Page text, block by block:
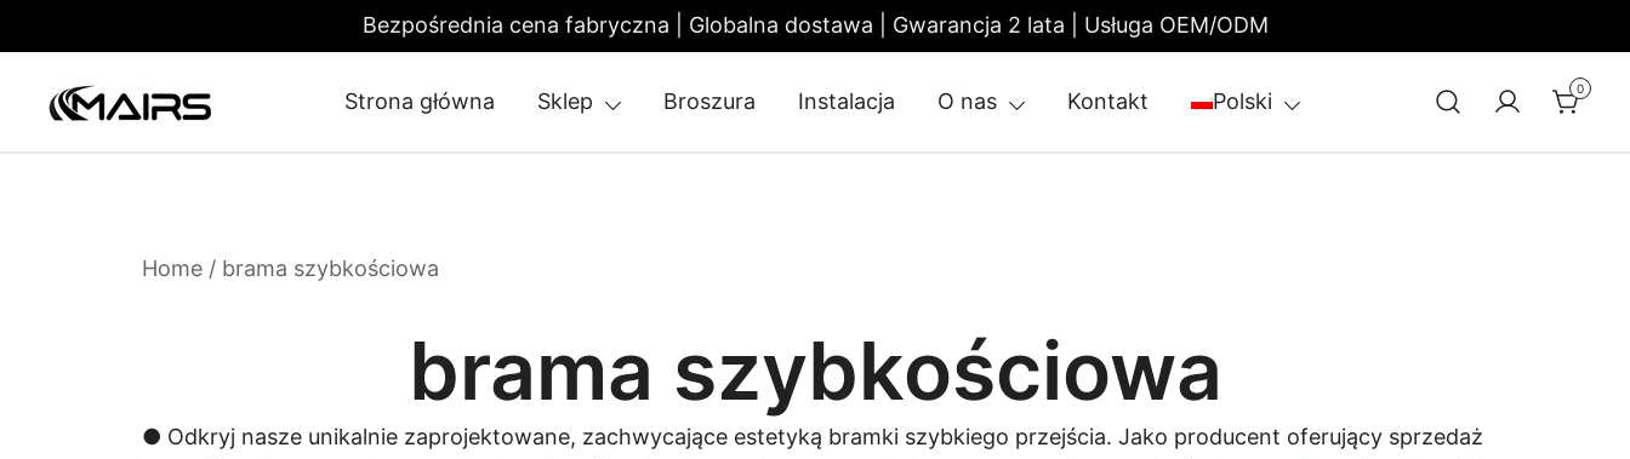
Bezpośrednia cena fabryczna | Globalna dostawa | Gwarancja 2 lata | Usługa OEM/ODM
Strona główna Sklep Broszura Instalacja O nas Kontakt Polski 0
Home / brama szybkościowa
brama szybkościowa
● Odkryj nasze unikalnie zaprojektowane, zachwycające estetyką bramki szybkiego przejścia. Jako producent oferujący sprzedaż